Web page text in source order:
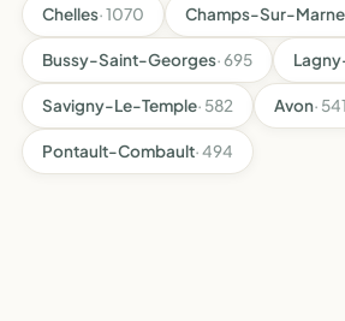
Chelles· 1070 Champs-Sur-Marne
Bussy-Saint-Georges· 695
Savigny-Le-Temple· 582 Avon· 541
Pontault-Combault· 494